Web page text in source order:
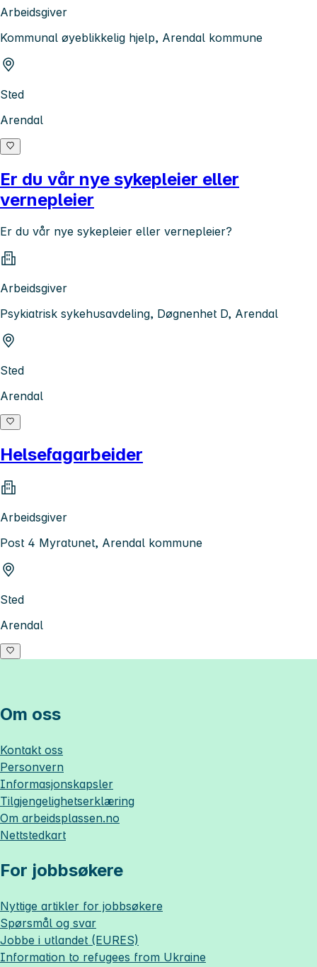
Arbeidsgiver
Kommunal øyeblikkelig hjelp, Arendal kommune
Sted
Arendal
Er du vår nye sykepleier eller
vernepleier
Er du vår nye sykepleier eller vernepleier?
Arbeidsgiver
Psykiatrisk sykehusavdeling, Døgnenhet D, Arendal
Sted
Arendal
Helsefagarbeider
Arbeidsgiver
Post 4 Myratunet, Arendal kommune
Sted
Arendal
Om oss
Kontakt oss
Personvern
Informasjonskapsler
Tilgjengelighetserklæring
Om arbeidsplassen.no
Nettstedkart
For jobbsøkere
Nyttige artikler for jobbsøkere
Spørsmål og svar
Jobbe i utlandet (EURES)
Information to refugees from Ukraine